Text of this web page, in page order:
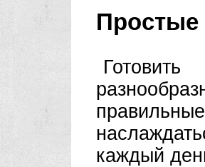
Простые
каждый